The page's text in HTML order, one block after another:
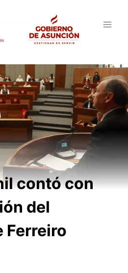
contó con
del
Ferreiro